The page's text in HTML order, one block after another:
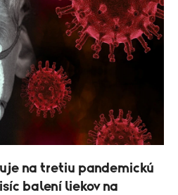
na tretiu pandemickú
balení liekov na